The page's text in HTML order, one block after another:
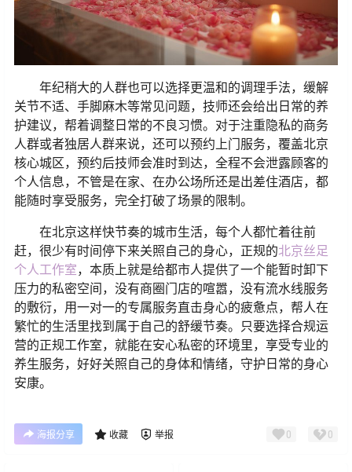
年纪稍大的人群也可以选择更温和的调理手法，缓解
关节不适、手脚麻木等常见问题，技师还会给出日常的养
护建议，帮着调整日常的不良习惯。对于注重隐私的商务
人群或者独居人群来说，还可以预约上门服务，覆盖北京
核心城区，预约后技师会准时到达，全程不会泄露顾客的
个人信息，不管是在家、在办公场所还是出差住酒店，都
能随时享受服务，完全打破了场景的限制。
在北京这样快节奏的城市生活，每个人都忙着往前
赶，很少有时间停下来关照自己的身心，正规的北京丝足
个人工作室，本质上就是给都市人提供了一个能暂时卸下
压力的私密空间，没有商圈门店的喧嚣，没有流水线服务
的敷衍，用一对一的专属服务直击身心的疲惫点，帮人在
繁忙的生活里找到属于自己的舒缓节奏。只要选择合规运
营的正规工作室，就能在安心私密的环境里，享受专业的
养生服务，好好关照自己的身体和情绪，守护日常的身心
安康。
海报分享 收藏 举报 0 0